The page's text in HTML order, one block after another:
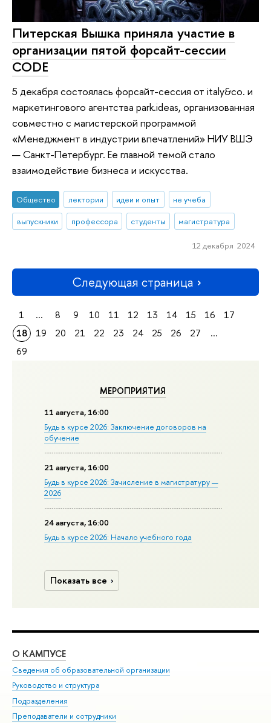
МЕРОПРИЯТИЯ
11 августа, 16:00
Будь в курсе 2026: Заключение договоров на
обучение
21 августа, 16:00
Будь в курсе 2026: Зачисление в магистратуру —
2026
24 августа, 16:00
Будь в курсе 2026: Начало учебного года
Показать все
Питерская Вышка приняла участие в
организации пятой форсайт-сессии
CODE
5 декабря состоялась форсайт-сессия от italy&co. и
маркетингового агентства park.ideas, организованная
совместно с магистерской программой
«Менеджмент в индустрии впечатлений» НИУ ВШЭ
— Санкт-Петербург. Ее главной темой стало
взаимодействие бизнеса и искусства.
Общество лектории идеи и опыт
не учеба
выпускники
профессора студенты магистратура
12 декабря 2024
Следующая страница
1 ... 8 9 10 11 12 13 14 15 16
17
18
19 20 21 22 23 24 25 26 27
...
69
О КАМПУСЕ
Сведения об образовательной организации
Руководство и структура
Подразделения
Преподаватели и сотрудники